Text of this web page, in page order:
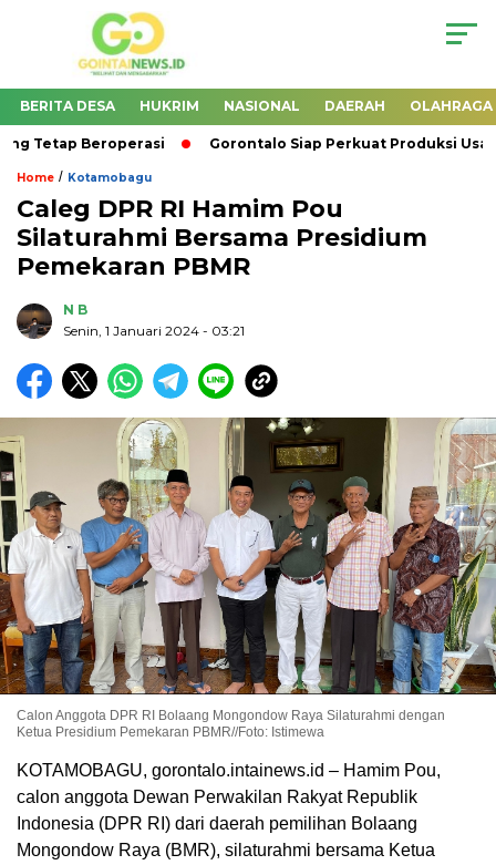
BERITA DESA HUKRIM NASIONAL DAERAH OLAHRAGA
Tetap Beroperasi Gorontalo Siap Perkuat Produksi Usai
Home / Kotamobagu
Caleg DPR RI Hamim Pou
Silaturahmi Bersama Presidium
Pemekaran PBMR
N B
Senin, 1 Januari 2024 - 03:21
Calon Anggota DPR RI Bolaang Mongondow Raya Silaturahmi dengan
Ketua Presidium Pemekaran PBMR//Foto: Istimewa
KOTAMOBAGU, gorontalo.intainews.id – Hamim Pou,
calon anggota Dewan Perwakilan Rakyat Republik
Indonesia (DPR RI) dari daerah pemilihan Bolaang
Mongondow Raya (BMR), silaturahmi bersama Ketua